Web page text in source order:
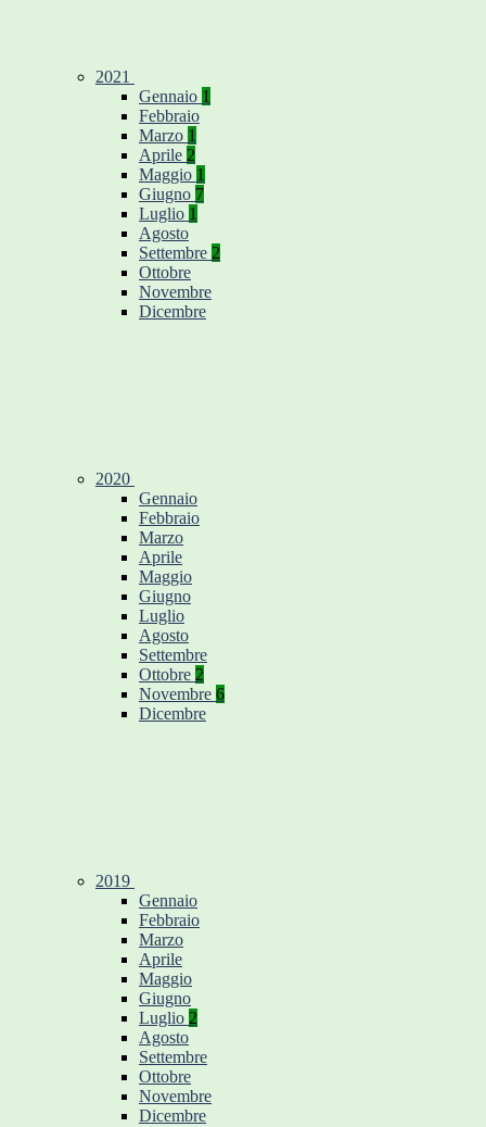
2021
Gennaio 1
Febbraio
Marzo 1
Aprile 2
Maggio 1
Giugno 7
Luglio 1
Agosto
Settembre 2
Ottobre
Novembre
Dicembre
2020
Gennaio
Febbraio
Marzo
Aprile
Maggio
Giugno
Luglio
Agosto
Settembre
Ottobre 2
Novembre 6
Dicembre
2019
Gennaio
Febbraio
Marzo
Aprile
Maggio
Giugno
Luglio 2
Agosto
Settembre
Ottobre
Novembre
Dicembre